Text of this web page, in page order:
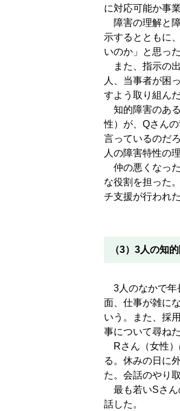
に対応可能か事
障害の理解と
示するとともに
いのか」と思っ
また、指示の
人、当事者が困
すよう取り組んだ
知的障害のあ
性）が、Qさん
言っているのだ
人の障害特性の
仲の悪くなっ
な役割を担った
チ支援が行われ
（3）3人の知
3人のなかで年
面、仕事が雑に
いう。また、採
事について尋ね
Rさん（女性）
る。休みの日に
た。会話のやり
最も若いSさん
話した。